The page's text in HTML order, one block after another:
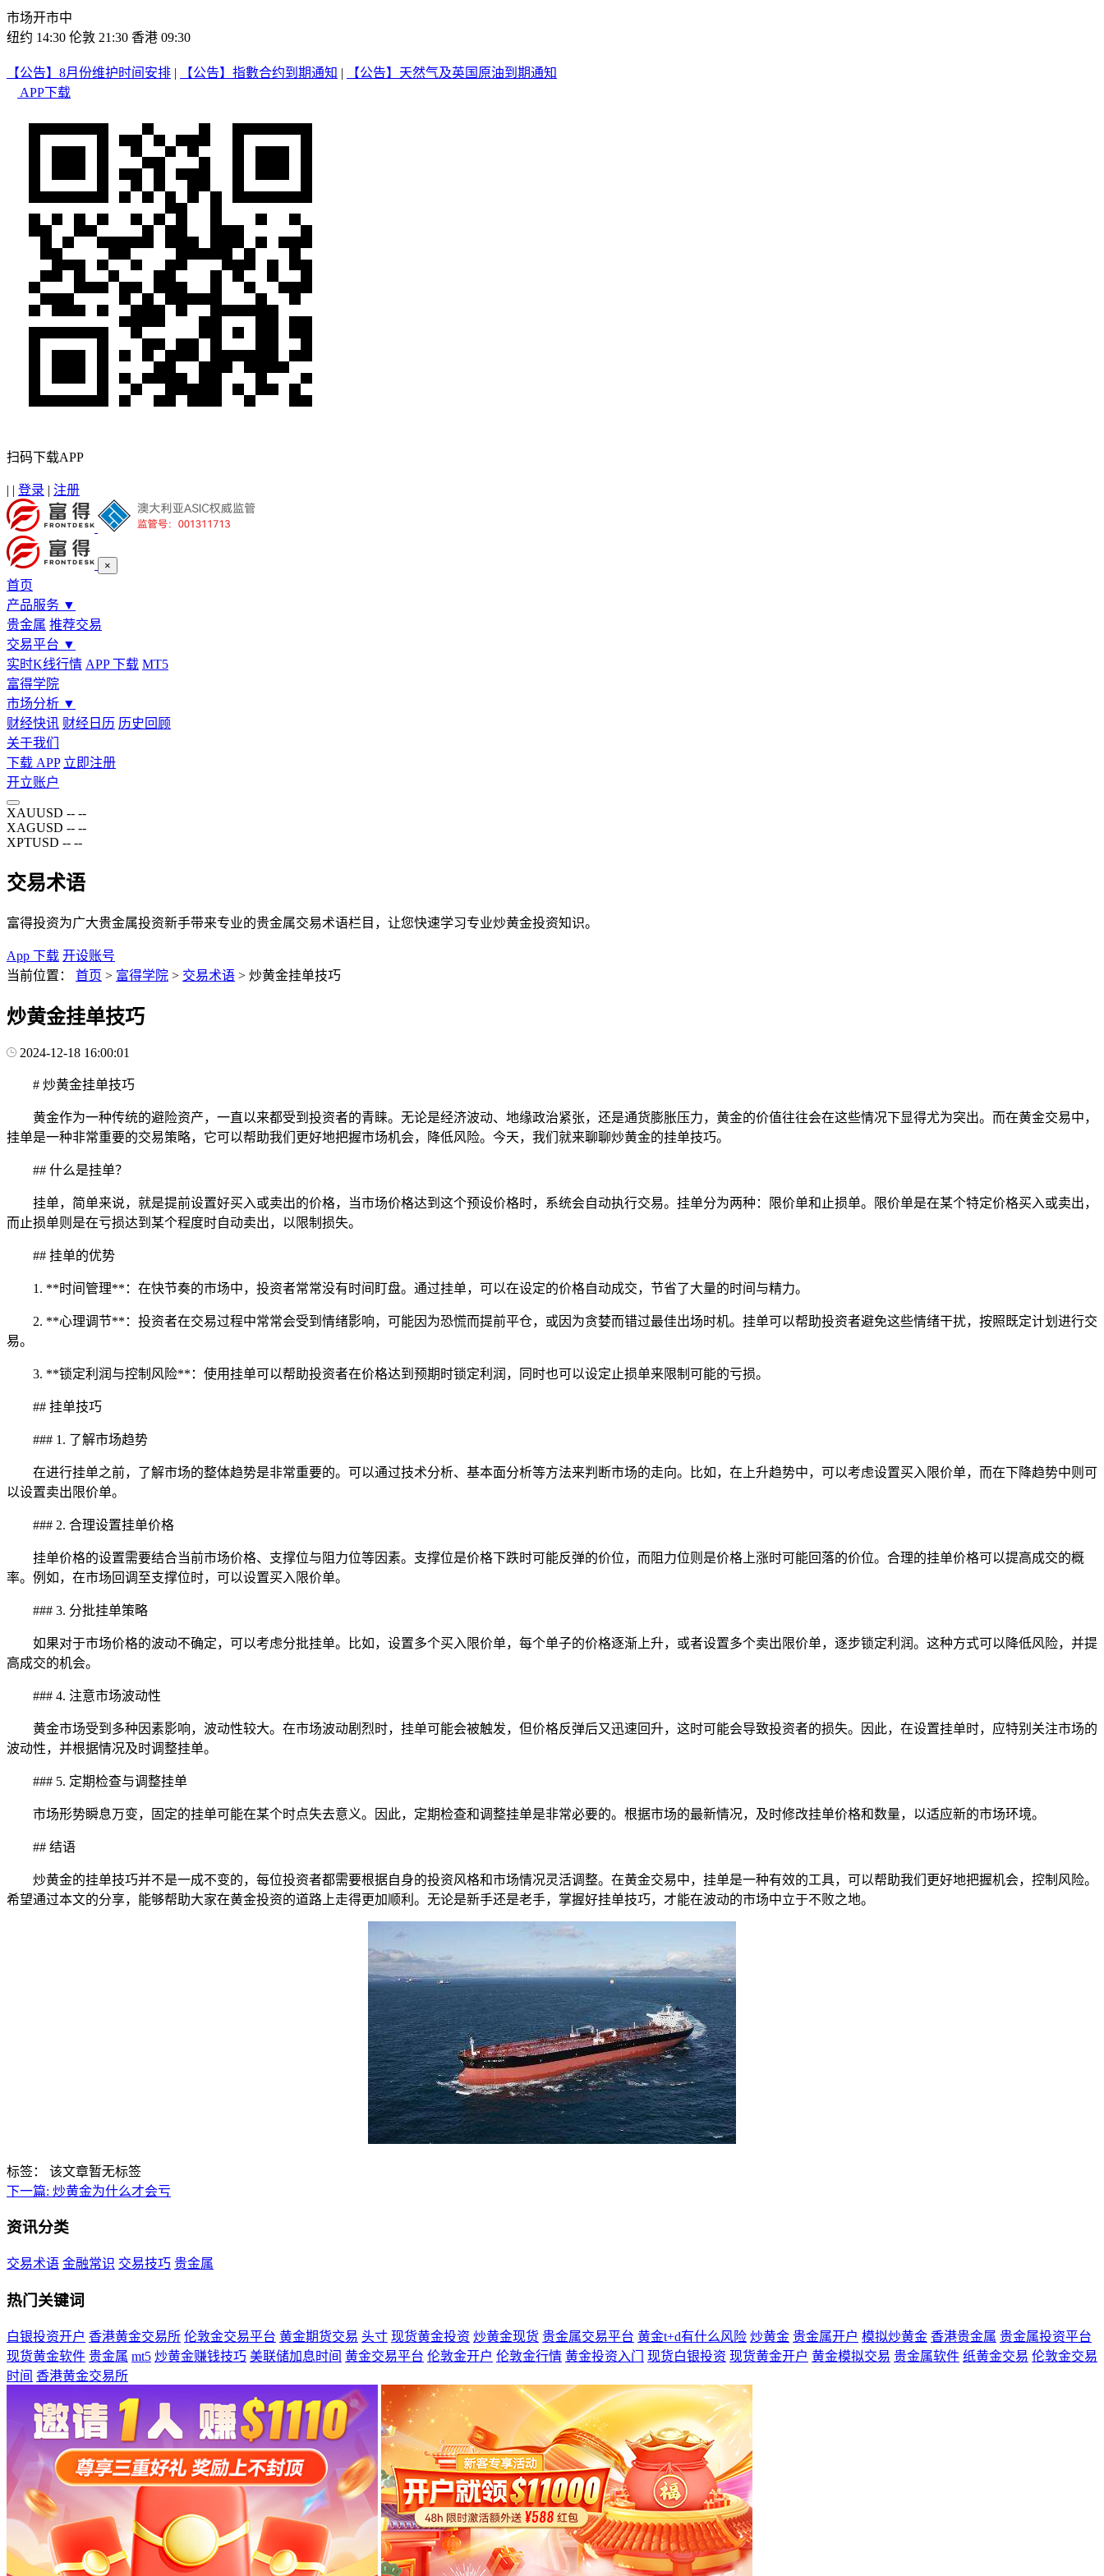
市场开市中
纽约 14:30 伦敦 21:30 香港 09:30
【公告】8月份维护时间安排 | 【公告】指數合约到期通知 |
【公告】天然气及英国原油到期通知
APP下载
扫码下载APP
| | 登录 | 注册
×
首页
产品服务 ▼
贵金属 推荐交易
交易平台 ▼
实时K线行情 APP 下载 MT5
富得学院
市场分析 ▼
财经快讯 财经日历 历史回顾
关于我们
下载 APP 立即注册
开立账户
XAUUSD -- --
XAGUSD -- --
XPTUSD -- --
交易术语
富得投资为广大贵金属投资新手带来专业的贵金属交易术语栏目，让您快速学习专业炒黄金投资知识。
App 下载 开设账号
当前位置：
首页 > 富得学院 > 交易术语 > 炒黄金挂单技巧
炒黄金挂单技巧
2024-12-18 16:00:01
# 炒黄金挂单技巧
黄金作为一种传统的避险资产，一直以来都受到投资者的青睐。无论是经济波动、地缘政治紧张，还是通货膨胀压力，黄金的价值往往会在这些情况下显得尤为突出。而在黄金交易中，
挂单是一种非常重要的交易策略，它可以帮助我们更好地把握市场机会，降低风险。今天，我们就来聊聊炒黄金的挂单技巧。
## 什么是挂单？
挂单，简单来说，就是提前设置好买入或卖出的价格，当市场价格达到这个预设价格时，系统会自动执行交易。挂单分为两种：限价单和止损单。限价单是在某个特定价格买入或卖出，
而止损单则是在亏损达到某个程度时自动卖出，以限制损失。
## 挂单的优势
1. **时间管理**：在快节奏的市场中，投资者常常没有时间盯盘。通过挂单，可以在设定的价格自动成交，节省了大量的时间与精力。
2. **心理调节**：投资者在交易过程中常常会受到情绪影响，可能因为恐慌而提前平仓，或因为贪婪而错过最佳出场时机。挂单可以帮助投资者避免这些情绪干扰，按照既定计划进行交
易。
3. **锁定利润与控制风险**：使用挂单可以帮助投资者在价格达到预期时锁定利润，同时也可以设定止损单来限制可能的亏损。
## 挂单技巧
### 1. 了解市场趋势
在进行挂单之前，了解市场的整体趋势是非常重要的。可以通过技术分析、基本面分析等方法来判断市场的走向。比如，在上升趋势中，可以考虑设置买入限价单，而在下降趋势中则可
以设置卖出限价单。
### 2. 合理设置挂单价格
挂单价格的设置需要结合当前市场价格、支撑位与阻力位等因素。支撑位是价格下跌时可能反弹的价位，而阻力位则是价格上涨时可能回落的价位。合理的挂单价格可以提高成交的概
率。例如，在市场回调至支撑位时，可以设置买入限价单。
### 3. 分批挂单策略
如果对于市场价格的波动不确定，可以考虑分批挂单。比如，设置多个买入限价单，每个单子的价格逐渐上升，或者设置多个卖出限价单，逐步锁定利润。这种方式可以降低风险，并提
高成交的机会。
### 4. 注意市场波动性
黄金市场受到多种因素影响，波动性较大。在市场波动剧烈时，挂单可能会被触发，但价格反弹后又迅速回升，这时可能会导致投资者的损失。因此，在设置挂单时，应特别关注市场的
波动性，并根据情况及时调整挂单。
### 5. 定期检查与调整挂单
市场形势瞬息万变，固定的挂单可能在某个时点失去意义。因此，定期检查和调整挂单是非常必要的。根据市场的最新情况，及时修改挂单价格和数量，以适应新的市场环境。
## 结语
炒黄金的挂单技巧并不是一成不变的，每位投资者都需要根据自身的投资风格和市场情况灵活调整。在黄金交易中，挂单是一种有效的工具，可以帮助我们更好地把握机会，控制风险。
希望通过本文的分享，能够帮助大家在黄金投资的道路上走得更加顺利。无论是新手还是老手，掌握好挂单技巧，才能在波动的市场中立于不败之地。
标签：
该文章暂无标签
下一篇: 炒黄金为什么才会亏
资讯分类
交易术语 金融常识 交易技巧 贵金属
热门关键词
白银投资开户 香港黄金交易所 伦敦金交易平台 黄金期货交易 头寸 现货黄金投资 炒黄金现货 贵金属交易平台 黄金t+d有什么风险 炒黄金 贵金属开户 模拟炒黄金 香港贵金属 贵金属投资平台
现货黄金软件 贵金属 mt5 炒黄金赚钱技巧 美联储加息时间 黄金交易平台 伦敦金开户 伦敦金行情 黄金投资入门 现货白银投资 现货黄金开户 黄金模拟交易 贵金属软件 纸黄金交易 伦敦金交易
时间 香港黄金交易所